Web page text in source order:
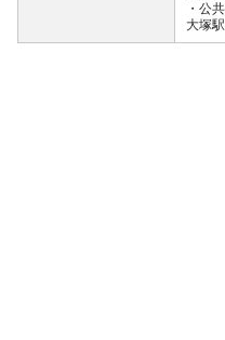
公
大塚